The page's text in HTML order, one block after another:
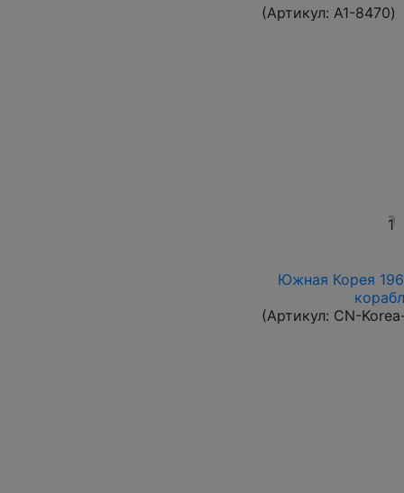
(Артикул: A1-8470)
1
Южная Корея
(Артикул: CN-